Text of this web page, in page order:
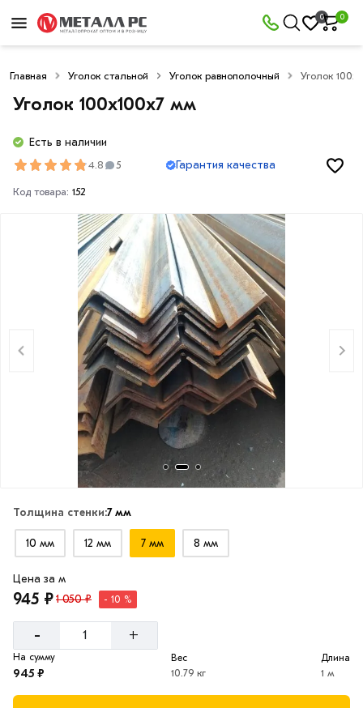
0 0
Главная Уголок стальной Уголок равнополочный Уголок
Уголок 100х100х7 мм
Есть в наличии
4.8 5 Гарантия качества
Код товара: 152
Толщина стенки:7 мм
10 мм 12 мм 7 мм 8 мм
Цена за м
945 ₽1 050 ₽ - 10 %
- +
На сумму
945 ₽
Вес
10.79 кг
Длина
1 м